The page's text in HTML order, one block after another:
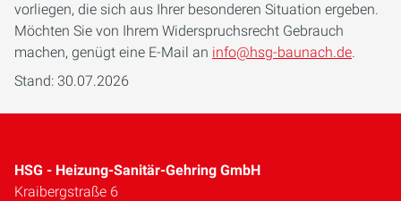
vorliegen, die sich aus Ihrer besonderen Situation ergeben.
Möchten Sie von Ihrem Widerspruchsrecht Gebrauch
machen, genügt eine E-Mail an info@hsg-baunach.de.
Stand: 30.07.2026
HSG - Heizung-Sanitär-Gehring GmbH
Kraibergstraße 6